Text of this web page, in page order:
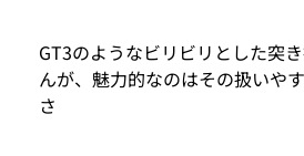
GT3のようなビリビリとした突
んが、魅力的なのはその扱いや
さ